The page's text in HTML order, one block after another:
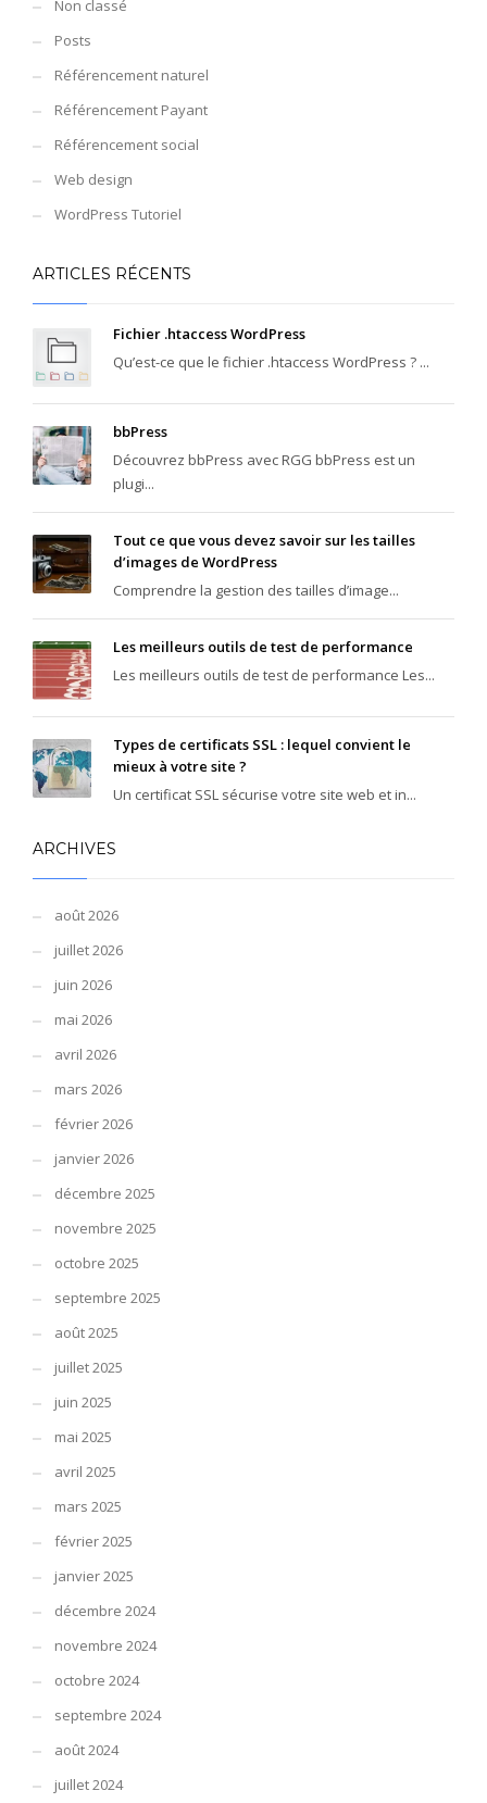
Non classé
Posts
Référencement naturel
Référencement Payant
Référencement social
Web design
WordPress Tutoriel
ARTICLES RÉCENTS
Fichier .htaccess WordPress
Qu’est-ce que le fichier .htaccess WordPress ? ...
bbPress
Découvrez bbPress avec RGG bbPress est un
plugi...
Tout ce que vous devez savoir sur les tailles
d’images de WordPress
Comprendre la gestion des tailles d’image...
Les meilleurs outils de test de performance
Les meilleurs outils de test de performance Les...
Types de certificats SSL : lequel convient le
mieux à votre site ?
Un certificat SSL sécurise votre site web et in...
ARCHIVES
août 2026
juillet 2026
juin 2026
mai 2026
avril 2026
mars 2026
février 2026
janvier 2026
décembre 2025
novembre 2025
octobre 2025
septembre 2025
août 2025
juillet 2025
juin 2025
mai 2025
avril 2025
mars 2025
février 2025
janvier 2025
décembre 2024
novembre 2024
octobre 2024
septembre 2024
août 2024
juillet 2024